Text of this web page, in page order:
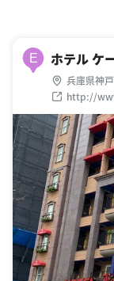
E ホテル ケ
兵庫県神
http://